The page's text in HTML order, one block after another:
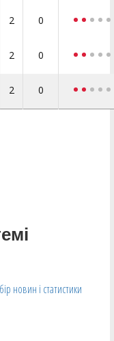
2 0
2 0
2 0